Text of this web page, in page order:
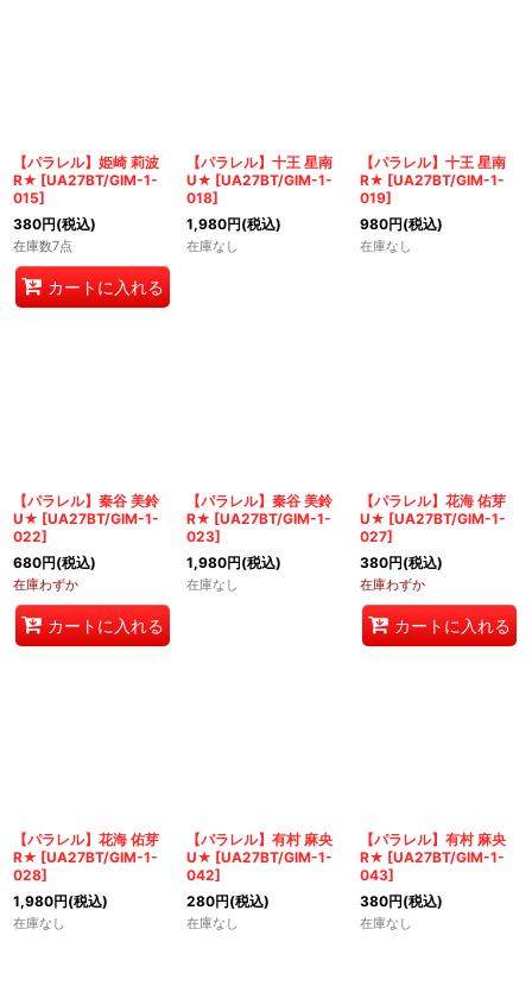
【パラレル】姫崎 莉波
R★ [UA27BT/GIM-1-
015]
380円(税込)
在庫数7点
カートに入れる
【パラレル】十王 星南
U★ [UA27BT/GIM-1-
018]
1,980円(税込)
在庫なし
【パラレル】十王 星南
R★ [UA27BT/GIM-1-
019]
980円(税込)
在庫なし
【パラレル】秦谷 美鈴
U★ [UA27BT/GIM-1-
022]
680円(税込)
在庫わずか
カートに入れる
【パラレル】秦谷 美鈴
R★ [UA27BT/GIM-1-
023]
1,980円(税込)
在庫なし
【パラレル】花海 佑芽
U★ [UA27BT/GIM-1-
027]
380円(税込)
在庫わずか
カートに入れる
【パラレル】花海 佑芽
R★ [UA27BT/GIM-1-
028]
1,980円(税込)
在庫なし
【パラレル】有村 麻央
U★ [UA27BT/GIM-1-
042]
280円(税込)
在庫なし
【パラレル】有村 麻央
R★ [UA27BT/GIM-1-
043]
380円(税込)
在庫なし